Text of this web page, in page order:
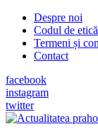
Despre noi
Codul de etică
Termeni și
Contact
facebook
instagram
twitter